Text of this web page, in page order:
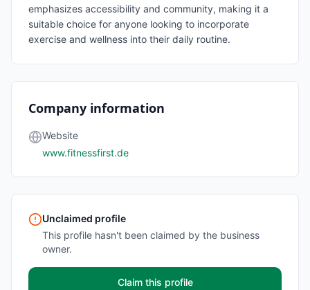
emphasizes accessibility and community, making it a
suitable choice for anyone looking to incorporate
exercise and wellness into their daily routine.
Company information
Website
www.fitnessfirst.de
Unclaimed profile
This profile hasn't been claimed by the business
owner.
Claim this profile